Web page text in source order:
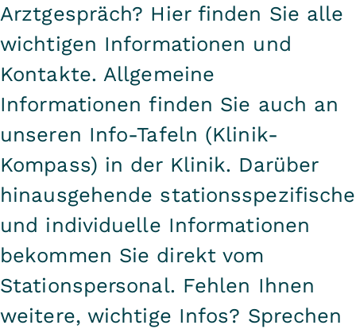
Arztgespräch? Hier finden Sie alle
wichtigen Informationen und
Kontakte. Allgemeine
Informationen finden Sie auch an
unseren Info-Tafeln (Klinik-
Kompass) in der Klinik. Darüber
hinausgehende stationsspezifische
und individuelle Informationen
bekommen Sie direkt vom
Stationspersonal. Fehlen Ihnen
weitere, wichtige Infos? Sprechen